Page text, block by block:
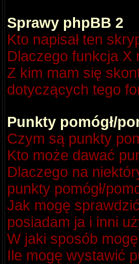
Sprawy phpBB 2
Kto napisał ten
Dlaczego funkcja X
Z kim mam się
dotyczących tego
Punkty pomógł/
Czym są punkty
Kto może dawać
Dlaczego na
punkty pomógł/
Jak mogę
posiadam ja i inni
W jaki sposób
Ile mogę wystawić